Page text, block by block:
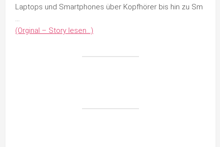
Laptops und Smartphones über Kopfhörer bis hin zu Sm
…
(Orginal – Story lesen…)